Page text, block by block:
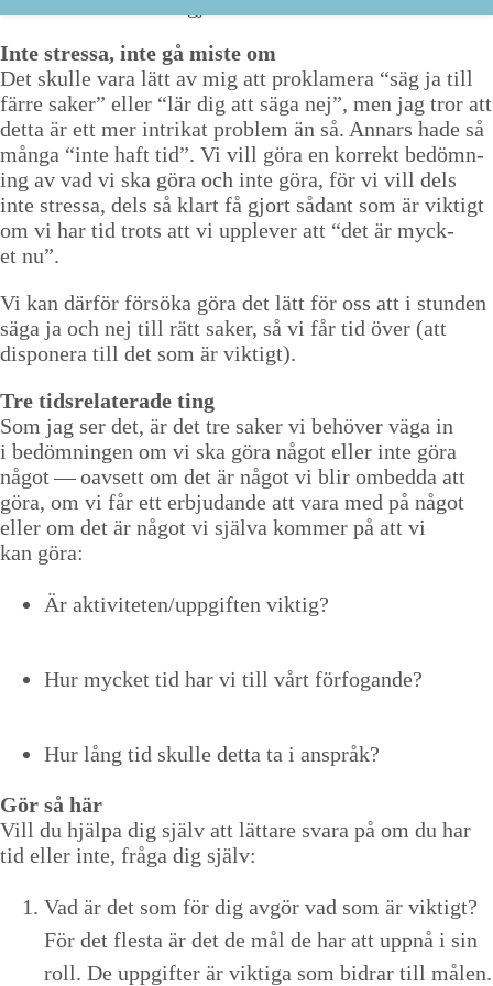
Inte stres­sa, inte gå miste om
Det skulle vara lätt av mig att proklam­era “säg ja till
färre sak­er” eller “lär dig att säga nej”, men jag tror att
det­ta är ett mer intrikat prob­lem än så. Annars hade så
mån­ga “inte haft tid”. Vi vill göra en kor­rekt bedömn­
ing av vad vi ska göra och inte göra, för vi vill dels
inte stres­sa, dels så klart få gjort sådant som är vik­tigt
om vi har tid trots att vi upplever att “det är myck­
et nu”.
Vi kan där­för försö­ka göra det lätt för oss att i stun­den
säga ja och nej till rätt sak­er, så vi får tid över (att
dispon­era till det som är viktigt).
Tre tid­sre­lat­er­ade ting
Som jag ser det, är det tre sak­er vi behöver väga in
i bedömnin­gen om vi ska göra något eller inte göra
något — oavsett om det är något vi blir ombed­da att
göra, om vi får ett erb­ju­dande att vara med på något
eller om det är något vi själ­va kom­mer på att vi
kan göra:
Är aktiviteten/​uppgiften viktig?
Hur myck­et tid har vi till vårt förfogande?
Hur lång tid skulle det­ta ta i anspråk?
Gör så här
Vill du hjäl­pa dig själv att lättare svara på om du har
tid eller inte, frå­ga dig själv:
Vad är det som för dig avgör vad som är vik­tigt?
För det fles­ta är det de mål de har att upp­nå i sin
roll. De uppgifter är vik­ti­ga som bidrar till målen.